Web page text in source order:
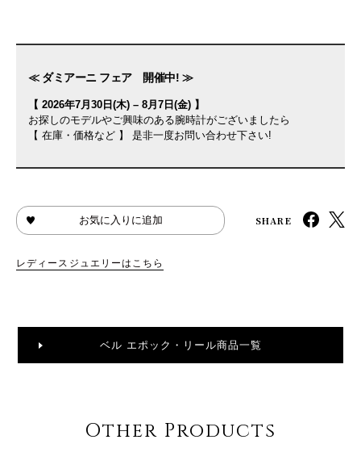
≪ ダミアーニ フェア 開催中! ≫
【 2026年7月30日(木) – 8月7日(金) 】
お探しのモデルやご興味のある腕時計がございましたら
【 在庫・価格など 】 是非一度お問い合わせ下さい!
お気に入りに追加 SHARE
レディースジュエリーはこちら
ベル エポック・リール商品一覧
Other Products